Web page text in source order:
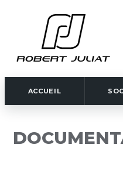
ACCUEIL